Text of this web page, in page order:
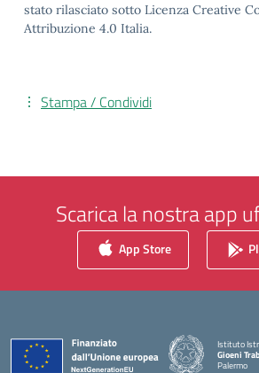
stato rilasciato sotto Licenza Creative
Attribuzione 4.0 Italia.
Stampa / Condividi
Scarica la nostra app
App Store
Istituto
Gioeni
Palermo